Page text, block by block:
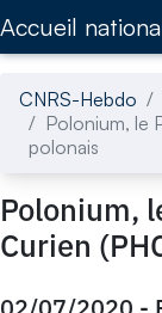
Accueil
CNRS-Hebdo
Polonium, le
polonais
Polonium,
Curien